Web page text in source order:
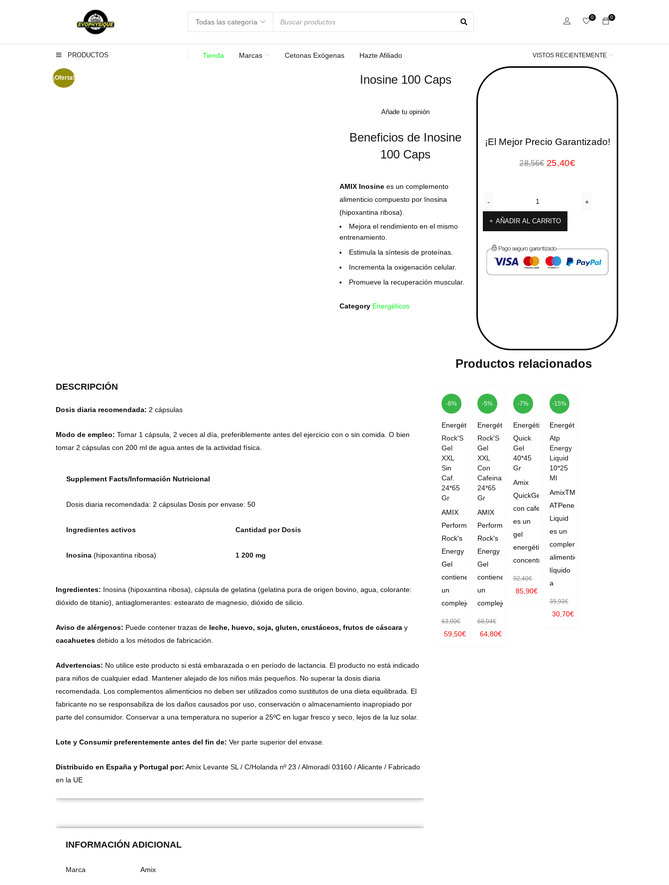
0
0
PRODUCTOS Tienda Marcas Cetonas Exógenas Hazte Afiliado VISTOS RECIENTEMENTE
¡Oferta! Inosine 100 Caps
Añade tu opinión
Beneficios de Inosine
100 Caps
AMIX Inosine es un complemento
alimenticio compuesto por Inosina
(hipoxantina ribosa).
Mejora el rendimiento en el mismo
entrenamiento.
Estimula la síntesis de proteínas.
Incrementa la oxigenación celular.
Promueve la recuperación muscular.
Category Energéticos
¡El Mejor Precio Garantizado!
28,56€ 25,40€
AÑADIR AL CARRITO
DESCRIPCIÓN
Dosis diaria recomendada: 2 cápsulas
Modo de empleo: Tomar 1 cápsula, 2 veces al día, preferiblemente antes del ejercicio con o sin comida. O bien
tomar 2 cápsulas con 200 ml de agua antes de la actividad física.
Supplement Facts/Información Nutricional
Dosis diaria recomendada: 2 cápsulas Dosis por envase: 50
Ingredientes activos Cantidad por Dosis
Inosina (hipoxantina ribosa) 1 200 mg
Ingredientes: Inosina (hipoxantina ribosa), cápsula de gelatina (gelatina pura de origen bovino, agua, colorante:
dióxido de titanio), antiaglomerantes: estearato de magnesio, dióxido de silicio.
Aviso de alérgenos: Puede contener trazas de leche, huevo, soja, gluten, crustáceos, frutos de cáscara y
cacahuetes debido a los métodos de fabricación.
Advertencias: No utilice este producto si está embarazada o en período de lactancia. El producto no está indicado
para niños de cualquier edad. Mantener alejado de los niños más pequeños. No superar la dosis diaria
recomendada. Los complementos alimenticios no deben ser utilizados como sustitutos de una dieta equilibrada. El
fabricante no se responsabiliza de los daños causados por uso, conservación o almacenamiento inapropiado por
parte del consumidor. Conservar a una temperatura no superior a 25ºC en lugar fresco y seco, lejos de la luz solar.
Lote y Consumir preferentemente antes del fin de: Ver parte superior del envase.
Distribuido en España y Portugal por: Amix Levante SL / C/Holanda nº 23 / Almoradí 03160 / Alicante / Fabricado
en la UE
INFORMACIÓN ADICIONAL
Marca Amix
Productos relacionados
-6%
Energéticos
Rock'S
Gel
XXL
Sin
Caf.
24*65
Gr
AMIX
Performance
Rock's
Energy
Gel
contiene
un
complejo
63,00€
59,50€
-5%
Energéticos
Rock'S
Gel
XXL
Con
Cafeina
24*65
Gr
AMIX
Performance
Rock's
Energy
Gel
contiene
un
complejo
68,04€
64,80€
-7%
Energéticos
Quick
Gel
40*45
Gr
Amix
QuickGel
con cafeína
es un
gel
energético
concentrado
92,40€
85,90€
-15%
Energéticos
Atp
Energy
Liquid
10*25
Ml
AmixTM
ATPenergy-
Liquid
es un
complemento
alimenticio
líquido
a
35,93€
30,70€